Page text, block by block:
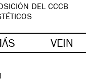
DEL CCCB
VEIN